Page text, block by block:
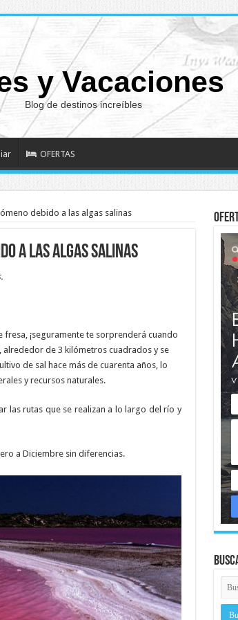
y Vacaciones
Blog de destinos increíbles
OFERTAS
debido a las algas salinas
a las algas salinas
¡seguramente te sorprenderá cuando
alrededor de 3 kilómetros cuadrados y se
de sal hace más de cuarenta años, lo
y recursos naturales.
las rutas que se realizan a lo largo del río y
a Diciembre sin diferencias.